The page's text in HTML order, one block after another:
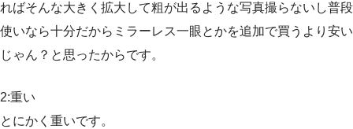
ればそんな大きく拡大して粗が出るような写真撮らないし普段
使いなら十分だからミラーレス一眼とかを追加で買うより安い
じゃん？と思ったからです。
2:重い
とにかく重いです。